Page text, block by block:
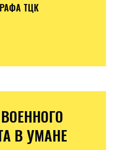
ТЦК
В УМАНЕ